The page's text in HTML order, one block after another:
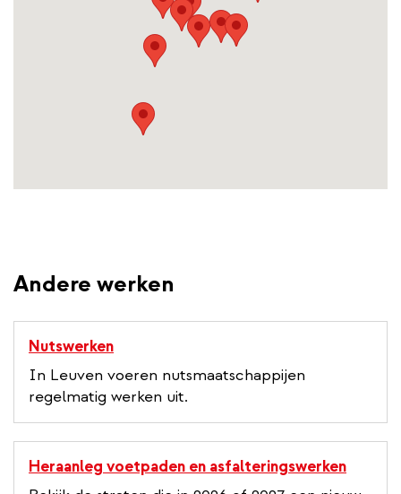
Andere werken
Nutswerken
In Leuven voeren nutsmaatschappijen
regelmatig werken uit.
Heraanleg voetpaden en asfalteringswerken